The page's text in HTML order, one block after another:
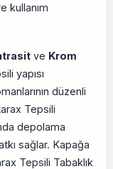
kullanım
ve Krom
yapısı
düzenli
Tepsili
depolama
sağlar. Kapağa
Tepsili Tabaklık